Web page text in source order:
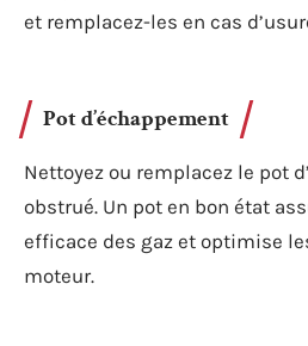
et remplacez-les en cas
Pot d’échappement
Nettoyez ou remplacez le pot
obstrué. Un pot en bon état
efficace des gaz et optimise
moteur.